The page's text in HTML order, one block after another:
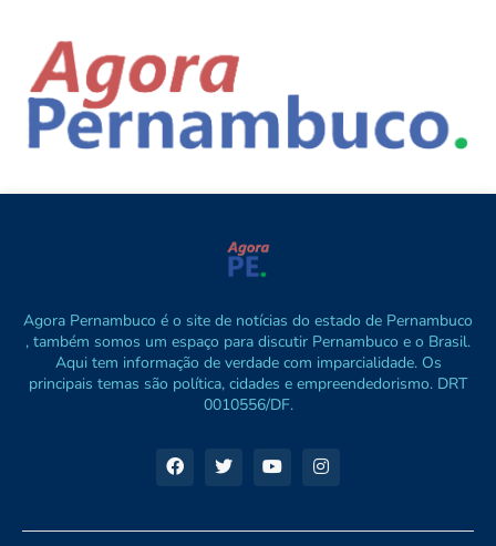
Agora Pernambuco é o site de notícias do estado de Pernambuco
, também somos um espaço para discutir Pernambuco e o Brasil.
Aqui tem informação de verdade com imparcialidade. Os
principais temas são política, cidades e empreendedorismo. DRT
0010556/DF.